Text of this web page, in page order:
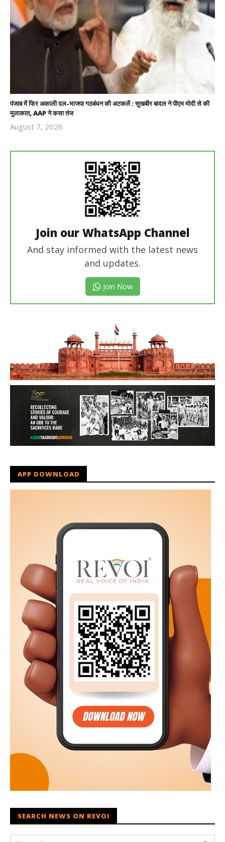
पंजाब में फिर अकाली दल-भाजपा गठबंधन की अटकलें : सुखबीर बादल ने पीएम मोदी से की
मुलाकात, AAP ने कसा तंज
August 7, 2026
Join our WhatsApp Channel
And stay informed with the latest news
and updates.
Join Now
APP DOWNLOAD
SEARCH NEWS ON REVOI